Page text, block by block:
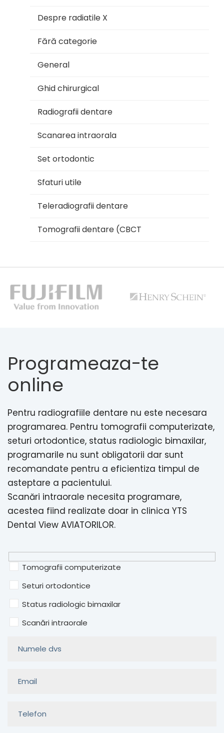
Despre radiatile X
Fără categorie
General
Ghid chirurgical
Radiografii dentare
Scanarea intraorala
Set ortodontic
Sfaturi utile
Teleradiografii dentare
Tomografii dentare (CBCT
Programeaza-te
online
Pentru radiografiile dentare nu este necesara
programarea. Pentru tomografii computerizate,
seturi ortodontice, status radiologic bimaxilar,
programarile nu sunt obligatorii dar sunt
recomandate pentru a eficientiza timpul de
asteptare a pacientului.
Scanări intraorale necesita programare,
acestea fiind realizate doar in clinica YTS
Dental View AVIATORILOR.
Tomografii computerizate
Seturi ortodontice
Status radiologic bimaxilar
Scanări intraorale